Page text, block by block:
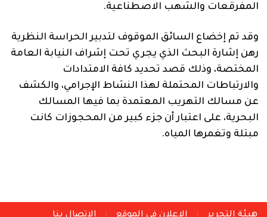
المفرقعات والشهب الاصطناعية.
وقد تم إخضاع السائق الموقوف لتدبير الحراسة النظرية
رهن إشارة البحث الذي يجري تحت إشراف النيابة العامة
المختصة، وذلك قصد تحديد كافة الامتدادات
والارتباطات المحتملة لهذا النشاط الإجرامي، والكشف
عن مسالك التهريب المعتمدة بما فيها المسالك
البحرية، على اعتبار أن جزء كبير من المحجوزات كانت
مبتلة وتغمرها المياه.